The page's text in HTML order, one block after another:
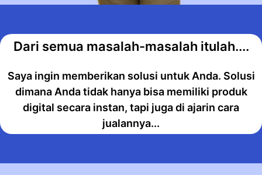
Dari semua masalah-masalah itulah....
Saya ingin memberikan solusi untuk Anda. Solusi
dimana Anda tidak hanya bisa memiliki produk
digital secara instan, tapi juga di ajarin cara
jualannya...